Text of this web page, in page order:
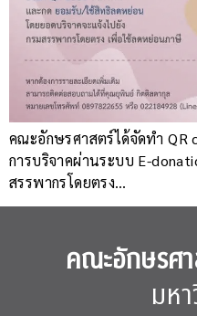
คณะอักษรศาสตร์ได้จัดทำ QR
การบริจาคผ่านระบบ E-
สรรพากรโดยตรง…
คณะอักษรศ
มห